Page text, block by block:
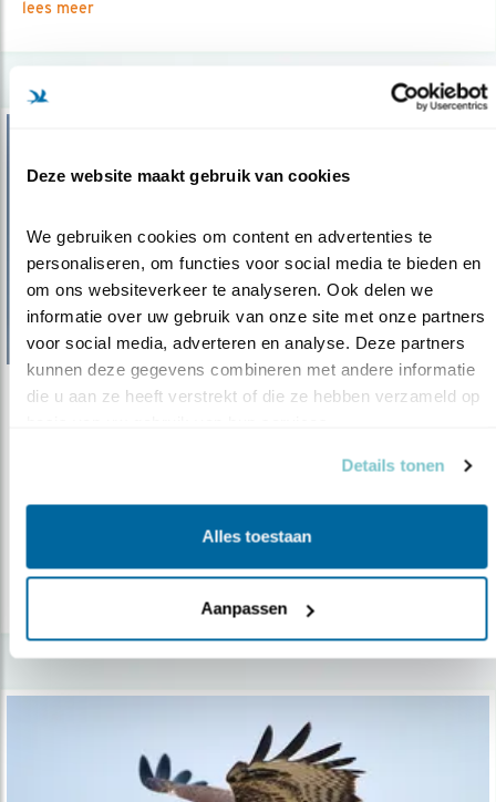
Deze website maakt gebruik van cookies
We gebruiken cookies om content en advertenties te
personaliseren, om functies voor social media te bieden en
om ons websiteverkeer te analyseren. Ook delen we
informatie over uw gebruik van onze site met onze partners
voor social media, adverteren en analyse. Deze partners
kunnen deze gegevens combineren met andere informatie
die u aan ze heeft verstrekt of die ze hebben verzameld op
Details tonen
Alles toestaan
Aanpassen
lees meer
Tip
noord in natuurgebied De Maashors..